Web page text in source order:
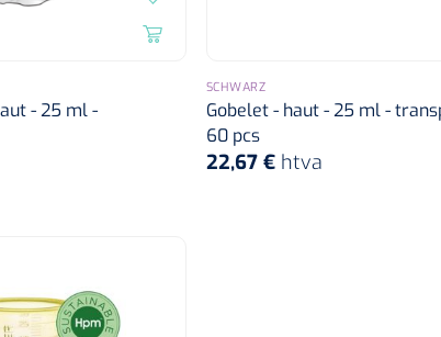
- 25 ml -
SCHWARZ
Gobelet - haut - 25 ml -
60 pcs
22,67 € htva